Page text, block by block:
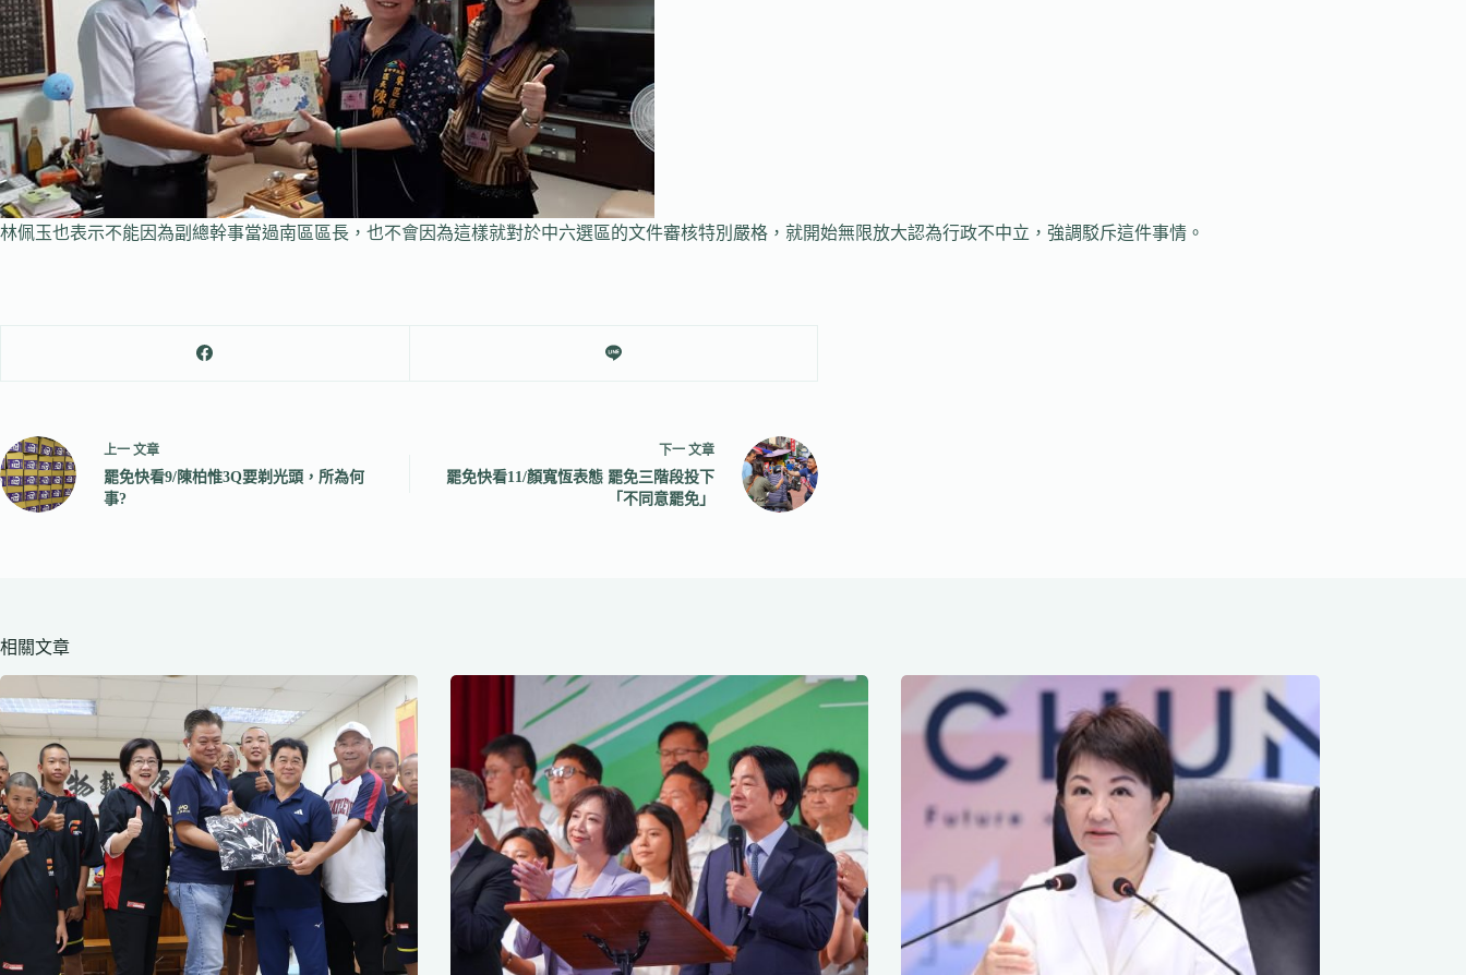
林佩玉也表示不能因為副總幹事當過南區區長，也不會因為這樣就對於中六選區的文件審核特別嚴格，就開始無限放大認為行政不中立，強調駁斥這件事情。
上一 文章
罷免快看9/陳柏惟3Q要剃光頭，所為何
事?
下一 文章
罷免快看11/顏寬恆表態 罷免三階段投下
「不同意罷免」
相關文章